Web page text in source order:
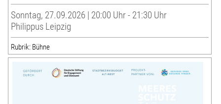
Sonntag, 27.09.2026 | 20:00 Uhr - 21:30 Uhr
Philippus Leipzig
Rubrik: Bühne